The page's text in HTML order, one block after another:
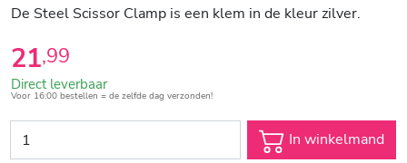
De Steel Scissor Clamp is een klem in de kleur zilver.
21,99
Direct leverbaar
Voor 16:00 bestellen = de zelfde dag verzonden!
In winkelmand